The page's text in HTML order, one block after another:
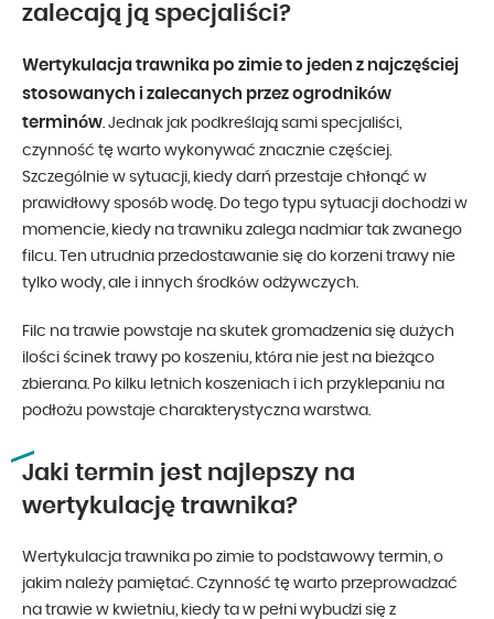
zalecają ją specjaliści?
Wertykulacja trawnika po zimie to jeden z najczęściej
stosowanych i zalecanych przez ogrodników
terminów. Jednak jak podkreślają sami specjaliści,
czynność tę warto wykonywać znacznie częściej.
Szczególnie w sytuacji, kiedy darń przestaje chłonąć w
prawidłowy sposób wodę. Do tego typu sytuacji dochodzi w
momencie, kiedy na trawniku zalega nadmiar tak zwanego
filcu. Ten utrudnia przedostawanie się do korzeni trawy nie
tylko wody, ale i innych środków odżywczych.
Filc na trawie powstaje na skutek gromadzenia się dużych
ilości ścinek trawy po koszeniu, która nie jest na bieżąco
zbierana. Po kilku letnich koszeniach i ich przyklepaniu na
podłożu powstaje charakterystyczna warstwa.
Jaki termin jest najlepszy na
wertykulację trawnika?
Wertykulacja trawnika po zimie to podstawowy termin, o
jakim należy pamiętać. Czynność tę warto przeprowadzać
na trawie w kwietniu, kiedy ta w pełni wybudzi się z